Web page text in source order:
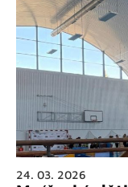
24. 03. 2026